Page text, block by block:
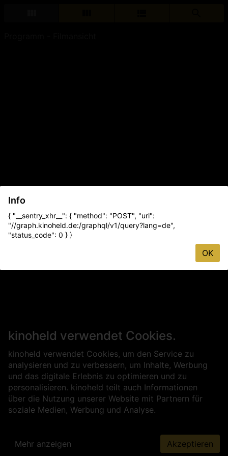
kinoheld verwendet Cookies.
kinoheld verwendet Cookies, um den Service zu
analysieren und zu verbessern, um Inhalte, Werbung
und das digitale Erlebnis zu optimieren und zu
personalisieren. kinoheld teilt auch Informationen
über die Nutzung unserer Website mit Partnern für
soziale Medien, Werbung und Analyse.
Mehr anzeigen Akzeptieren
Info
{ "__sentry_xhr__": { "method": "POST", "url":
"//graph.kinoheld.de:/graphql/v1/query?lang=de",
"status_code": 0 } }
OK